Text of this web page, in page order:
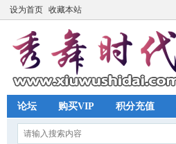
设为首页 收藏本站
论坛 购买VIP 积分充值